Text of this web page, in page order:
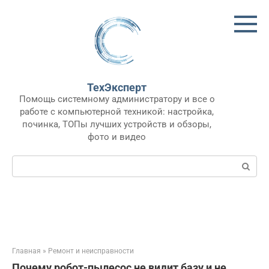
ТехЭксперт
Помощь системному администратору и все о
работе с компьютерной техникой: настройка,
починка, ТОПы лучших устройств и обзоры,
фото и видео
Поиск:
Главная » Ремонт и неисправности